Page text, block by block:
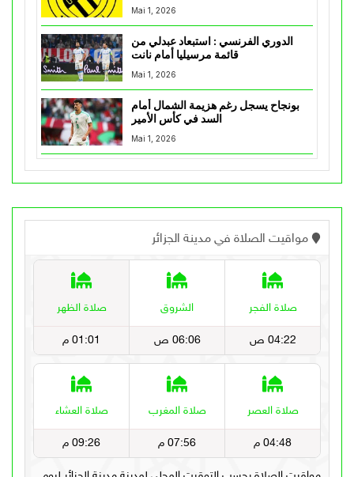
Mai 1, 2026
الدوري الفرنسي : استبعاد عبدلي من
قائمة مرسيليا أمام نانت
Mai 1, 2026
بونجاح يسجل رغم هزيمة الشمال أمام
السد في كأس الأمير
Mai 1, 2026